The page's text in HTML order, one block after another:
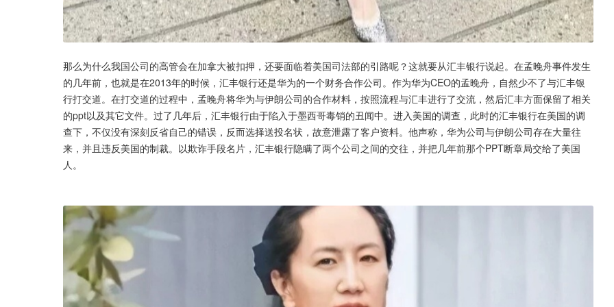
那么为什么我国公司的高管会在加拿大被扣押，还要面临着美国司法部的引路呢？这就要从汇丰银行说起。在孟晚舟事件发生
的几年前，也就是在2013年的时候，汇丰银行还是华为的一个财务合作公司。作为华为CEO的孟晚舟，自然少不了与汇丰银
行打交道。在打交道的过程中，孟晚舟将华为与伊朗公司的合作材料，按照流程与汇丰进行了交流，然后汇丰方面保留了相关
的ppt以及其它文件。过了几年后，汇丰银行由于陷入于墨西哥毒销的丑闻中。进入美国的调查，此时的汇丰银行在美国的调
查下，不仅没有深刻反省自己的错误，反而选择送投名状，故意泄露了客户资料。他声称，华为公司与伊朗公司存在大量往
来，并且违反美国的制裁。以欺诈手段名片，汇丰银行隐瞒了两个公司之间的交往，并把几年前那个PPT断章局交给了美国
人。